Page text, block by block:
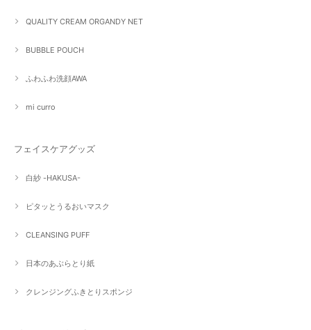
QUALITY CREAM ORGANDY NET
BUBBLE POUCH
ふわふわ洗顔AWA
mi curro
フェイスケアグッズ
白紗 -HAKUSA-
ピタッとうるおいマスク
CLEANSING PUFF
日本のあぶらとり紙
クレンジングふきとりスポンジ